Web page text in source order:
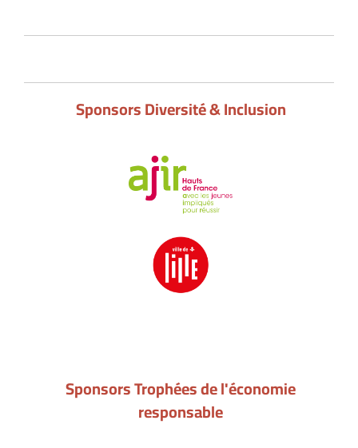
Sponsors Diversité & Inclusion
Sponsors Trophées de l'économie
responsable